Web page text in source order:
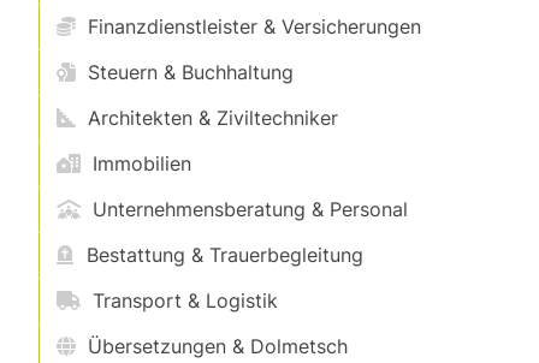
Finanzdienstleister & Versicherungen
Steuern & Buchhaltung
Architekten & Ziviltechniker
Immobilien
Unternehmensberatung & Personal
Bestattung & Trauerbegleitung
Transport & Logistik
Übersetzungen & Dolmetsch